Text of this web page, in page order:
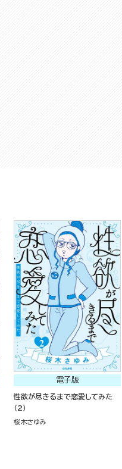
電子版
性欲が尽きるまで恋愛してみた
（2）
桜木さゆみ